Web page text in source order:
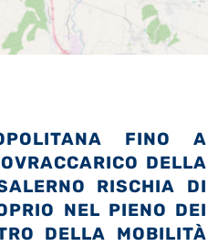
FINO A
DELLA
RISCHIA DI
NEL PIENO DEI
DELLA MOBILITÀ